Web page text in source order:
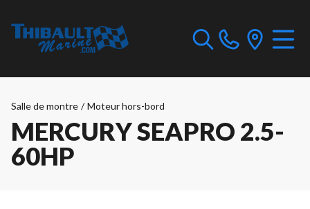
Salle de montre / Moteur hors-bord
MERCURY SEAPRO 2.5-
60HP